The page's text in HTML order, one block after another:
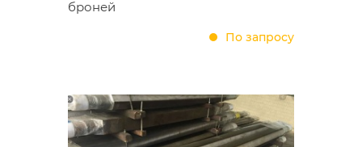
броней
По запросу